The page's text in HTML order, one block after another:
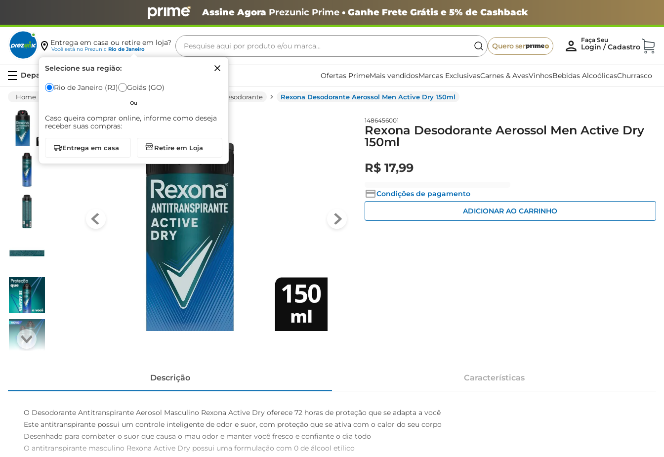
Assine Agora Prezunic Prime• Ganhe Frete Grátis e 5% de Cashback
Entrega em casa ou retire em loja?
Você está no Prezunic Rio de Janeiro
Selecione sua região:
Rio de Janeiro (RJ) Goiás (GO)
Ou
Caso queira comprar online, informe como deseja
receber suas compras:
Entrega em casa Retire em Loja
Pesquise aqui por produto e/ou marca...
Quero ser
Ofertas PrimeMais vendidosMarcas ExclusivasCarnes & AvesVinhosBebidas AlcoólicasChurrasco
Desodorante Rexona Desodorante Aerossol Men Active Dry 150ml
1486456001
Rexona Desodorante Aerossol Men Active Dry
150ml
R$ 17,99
Condições de pagamento
ADICIONAR AO CARRINHO
Descrição Características
O Desodorante Antitranspirante Aerosol Masculino Rexona Active Dry oferece 72 horas de proteção que se adapta a você
Este antitranspirante possui um controle inteligente de odor e suor, com proteção que se ativa com o calor do seu corpo
Desenhado para combater o suor que causa o mau odor e manter você fresco e confiante o dia todo
O antitranspirante masculino Rexona Active Dry possui uma formulação com 0 de álcool etílico
Termos mais buscados
café
arroz
azeite
iogurte
papel higiênico
cerveja